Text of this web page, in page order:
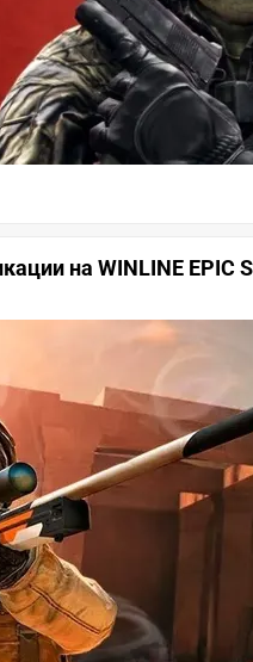
на WINLINE EPIC